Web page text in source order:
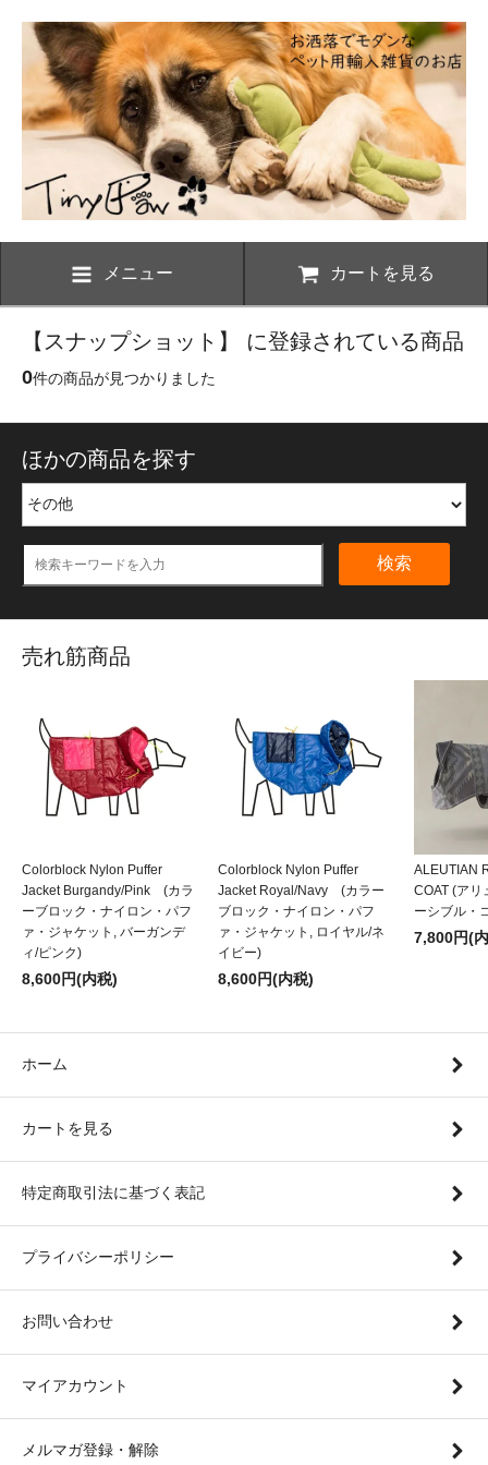
メニュー カートを見る
【スナップショット】 に登録されている商品
0件の商品が見つかりました
ほかの商品を探す
検索
売れ筋商品
Colorblock Nylon Puffer
Jacket Burgandy/Pink (カラ
ーブロック・ナイロン・パフ
ァ・ジャケット, バーガンデ
ィ/ピンク)
8,600円(内税)
Colorblock Nylon Puffer
Jacket Royal/Navy (カラー
ブロック・ナイロン・パフ
ァ・ジャケット, ロイヤル/ネ
イビー)
8,600円(内税)
ALEUTIAN
COAT (アリ
ーシブル・
7,800円(
ホーム
カートを見る
特定商取引法に基づく表記
プライバシーポリシー
お問い合わせ
マイアカウント
メルマガ登録・解除